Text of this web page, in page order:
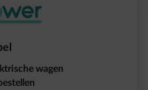
wagen